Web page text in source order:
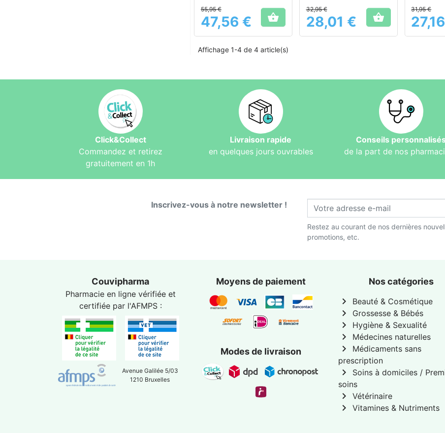
Prix
55,95 €
47,56 €  Prix
32,95 €
28,01 €  Prix
31,95 €
Affichage 1-4 de 4 article(s)
Click&Collect
Commandez et retirez
gratuitement en 1h
Livraison rapide
en quelques jours ouvrables
Conseils
de la part de nos
Inscrivez-vous à notre newsletter !
Restez au courant de nos dernières
promotions, etc.
Couvipharma
Pharmacie en ligne vérifiée et
certifiée par l'AFMPS:
Avenue Galilée 5/03
1210 Bruxelles
Moyens de paiement
Modes de livraison
Nos catégories
chevron_right Beauté & Cosmétique
chevron_right Grossesse & Bébés
chevron_right Hygiène & Sexualité
chevron_right Médecines naturelles
chevron_right
Médicaments sans
prescription
chevron_right
Soins à domiciles /
soins
chevron_right Vétérinaire
chevron_right Vitamines & Nutriments